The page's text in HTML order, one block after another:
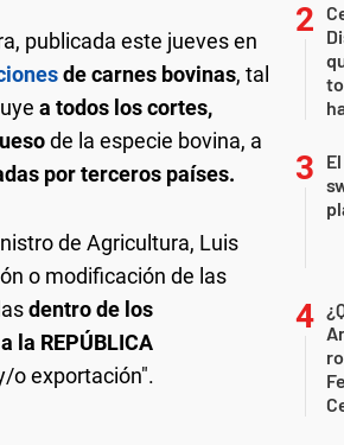
publicada este jueves en
de carnes bovinas, tal
a todos los cortes,
de la especie bovina, a
por terceros países.
de Agricultura, Luis
o modificación de las
dentro de los
la REPÚBLICA
o exportación".